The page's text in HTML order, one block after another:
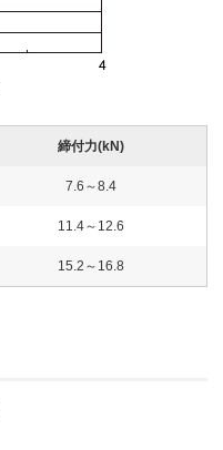
締付力(kN)
7.6～8.4
11.4～12.6
15.2～16.8